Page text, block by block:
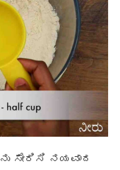
ಸೇರಿಸಿ ನಯವಾದ